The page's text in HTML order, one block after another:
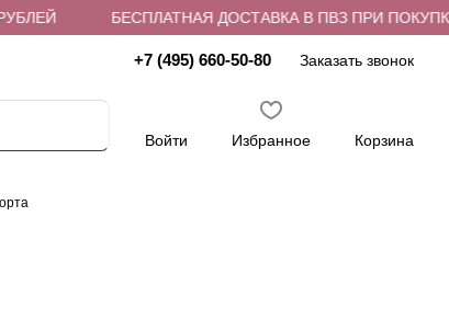
БЕСПЛАТНАЯ ДОСТАВКА В ПВЗ ПРИ ПОКУПКЕ
+7 (495) 660-50-80 Заказать звонок
Войти Избранное Корзина